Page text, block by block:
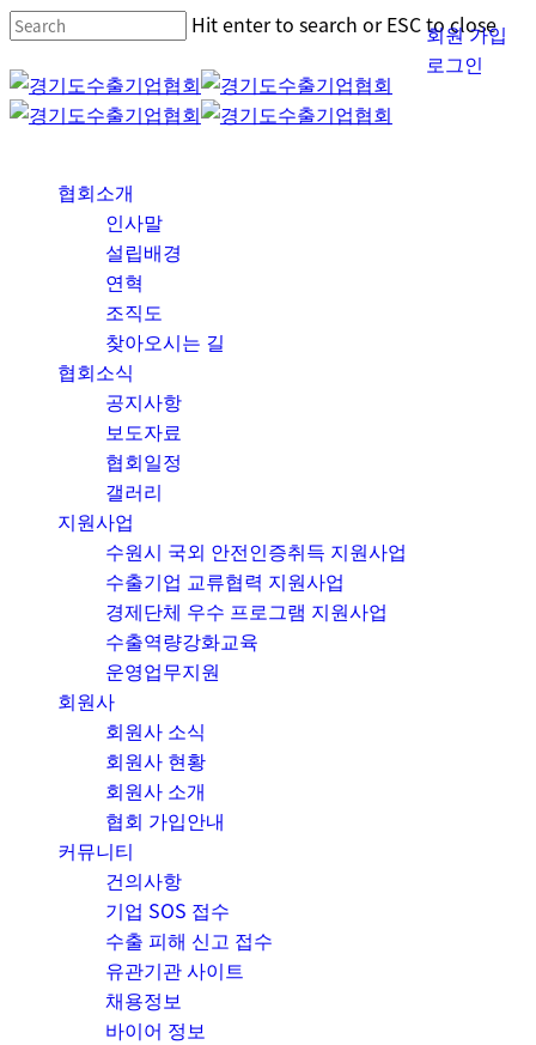
Skip
main
content
Hit enter to search or ESC to close
Search
협회소개
인사말
설립배경
연혁
조직도
찾아오시는 길
협회소식
공지사항
보도자료
협회일정
갤러리
지원사업
수원시 국외 안전인증취득 지원사업
수출기업 교류협력 지원사업
경제단체 우수 프로그램 지원사업
수출역량강화교육
운영업무지원
회원사
회원사 소식
회원사 현황
회원사 소개
협회 가입안내
커뮤니티
건의사항
기업 SOS 접수
수출 피해 신고 접수
유관기관 사이트
채용정보
바이어 정보
회원 가입
로그인